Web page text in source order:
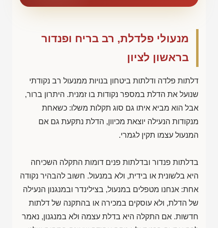
מנעולי פלדלת, רב בריח ופנדור
בראשון לציון
דלתות פלדה ודלתות ביטחון בנויות ממנעול רב נקודתי
שנועל את הדלת במספר נקודות בו זמנית. היתרון ברור,
אבל הוא מביא איתו גם סוג תקלות משלו: כשאחת
מנקודות הנעילה יוצאת מכיוון, הדלת נתקעת גם אם
המנעול עצמו תקין לגמרי.
בדלתות פנדור ובדלתות פנים דומות התקלה השכיחה
היא בלשונית או בידית, ולא במנעול. חשוב להבהיר נקודה
אחת: אנחנו מטפלים במנעול, בצילינדר ובמנגנון הנעילה
של הדלת, ולא עוסקים במכירה או בהתקנה של דלתות
חדשות. אם התקלה היא בדלת עצמה ולא במנגנון, נאמר